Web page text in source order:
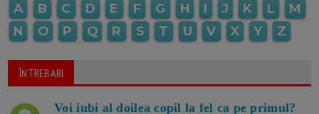
A B C D E F G H I J K L
M
N
O P Q R S T U V X Y Z
ÎNTREBARI
Voi iubi al doilea copil la fel ca pe primul?